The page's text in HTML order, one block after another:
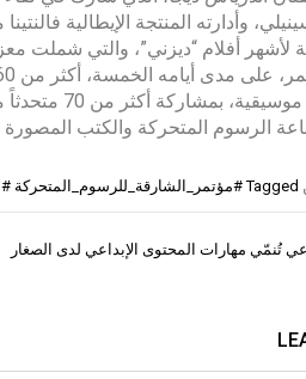
وأدارته المنتجة الإيطالية
أفلام “ديزني”، والتي شملت
الرسوم المتحركة والكتب المصورة
Tagged #مؤتمر_الشارقة_للرسوم_المتحركة
تُنمّي مهارات المحتوى الإبداعي لدى الصغار